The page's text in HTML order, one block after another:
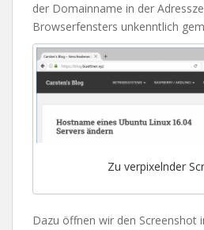
der Domainname in der
Browserfensters unkenntlich
Zu verpixelnder
Dazu öffnen wir den Screenshot